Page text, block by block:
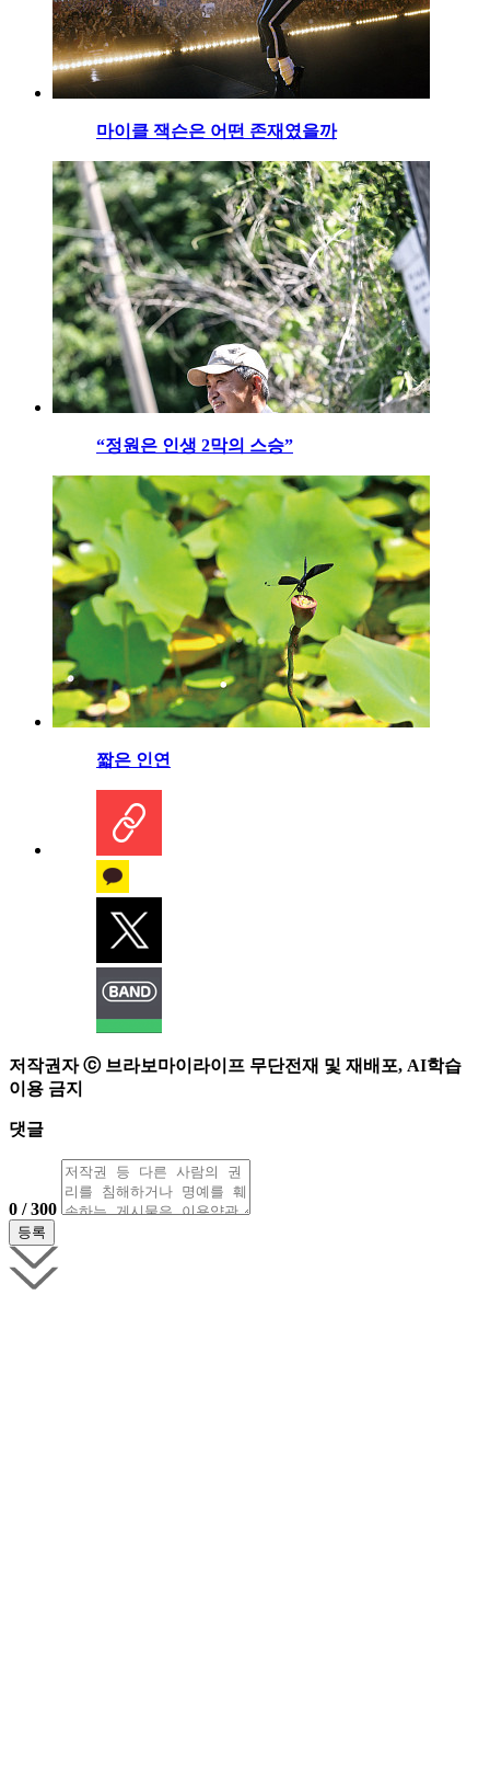
마이클 잭슨은 어떤 존재였을까
“정원은 인생 2막의 스승”
짧은 인연
저작권자 ⓒ 브라보마이라이프 무단전재 및 재배포, AI학습
이용 금지
댓글
0 / 300